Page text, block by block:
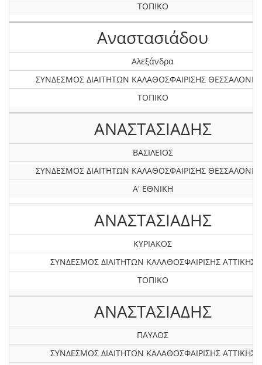
ΤΟΠΙΚΟ
Αναστασιάδου
Αλεξάνδρα
ΣΥΝΔΕΣΜΟΣ ΔΙΑΙΤΗΤΩΝ ΚΑΛΑΘΟΣΦΑΙΡΙΣΗΣ
ΤΟΠΙΚΟ
ΑΝΑΣΤΑΣΙΑΔΗΣ
ΒΑΣΙΛΕΙΟΣ
ΣΥΝΔΕΣΜΟΣ ΔΙΑΙΤΗΤΩΝ ΚΑΛΑΘΟΣΦΑΙΡΙΣΗΣ
Α' ΕΘΝΙΚΗ
ΑΝΑΣΤΑΣΙΑΔΗΣ
ΚΥΡΙΑΚΟΣ
ΣΥΝΔΕΣΜΟΣ ΔΙΑΙΤΗΤΩΝ ΚΑΛΑΘΟΣΦΑΙΡΙΣΗΣ ΑΤΤΙΚΗΣ
ΤΟΠΙΚΟ
ΑΝΑΣΤΑΣΙΑΔΗΣ
ΠΑΥΛΟΣ
ΣΥΝΔΕΣΜΟΣ ΔΙΑΙΤΗΤΩΝ ΚΑΛΑΘΟΣΦΑΙΡΙΣΗΣ ΑΤΤΙΚΗΣ